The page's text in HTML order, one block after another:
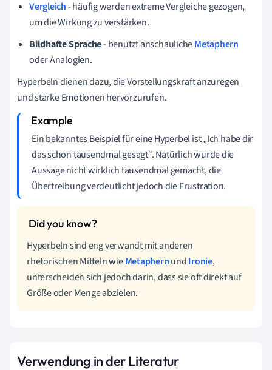
Vergleich- häufig werden extreme Vergleiche gezogen,
um die Wirkung zu verstärken.
Bildhafte Sprache- benutzt anschaulicheMetaphern
oder Analogien.
Hyperbeln dienen dazu, die Vorstellungskraft anzuregen
und starke Emotionen hervorzurufen.
Ein bekanntes Beispiel für eine Hyperbel ist „Ich habe dir
das schon tausendmal gesagt“. Natürlich wurde die
Aussage nicht wirklich tausendmal gemacht, die
Übertreibung verdeutlicht jedoch die Frustration.
Hyperbeln sind eng verwandt mit anderen
rhetorischen Mitteln wieMetaphernundIronie,
unterscheiden sich jedoch darin, dass sie oft direkt auf
Größe oder Menge abzielen.
Verwendung in der Literatur